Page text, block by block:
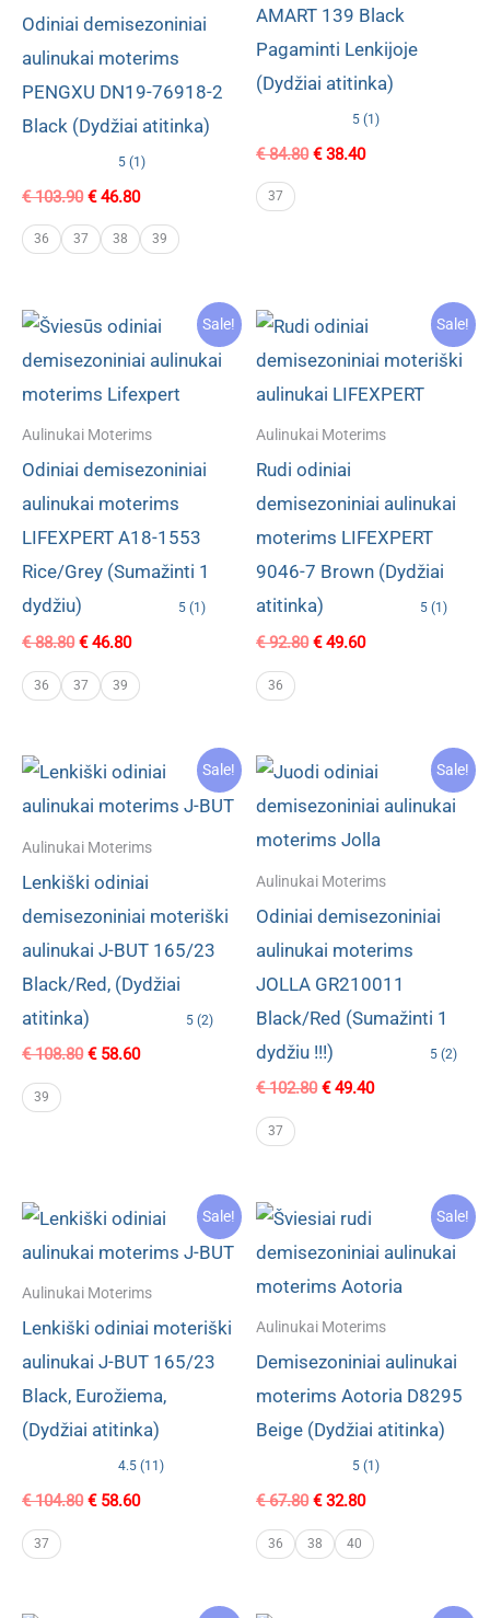
Odiniai demisezoniniai
aulinukai moterims
PENGXU DN19-76918-2
Black (Dydžiai atitinka)
5 (1)
€103.90 Original
was:
€ 103.90.
€46.80Current
is:
€ 46.80.
36 37 38 39
AMART 139 Black
Pagaminti Lenkijoje
(Dydžiai atitinka)
5 (1)
€84.80 Original
€38.40Current
37
Sale!
Aulinukai Moterims
Odiniai demisezoniniai
aulinukai moterims
LIFEXPERT A18-1553
Rice/Grey (Sumažinti 1
dydžiu)
5 (1)
€88.80 Original
was:
€ 88.80.
€46.80Current
is:
€ 46.80.
36 37 39
Sale!
Aulinukai Moterims
Rudi odiniai
demisezoniniai aulinukai
moterims LIFEXPERT
9046-7 Brown (Dydžiai
atitinka)
5 (1)
€92.80 Original
€49.60Current
36
Sale!
Aulinukai Moterims
Lenkiški odiniai
demisezoniniai moteriški
aulinukai J-BUT 165/23
Black/Red, (Dydžiai
atitinka)
5 (2)
€108.80 Original
€58.60Current
39
Sale!
Aulinukai Moterims
Odiniai demisezoniniai
aulinukai moterims
JOLLA GR210011
Black/Red (Sumažinti 1
dydžiu !!!)
5 (2)
€102.80 Original
€49.40Current
37
Sale!
Aulinukai Moterims
Lenkiški odiniai moteriški
aulinukai J-BUT 165/23
Black, Eurožiema,
(Dydžiai atitinka)
4.5 (11)
€104.80 Original
€58.60Current
37
Sale!
Aulinukai Moterims
Demisezoniniai aulinukai
moterims Aotoria D8295
Beige (Dydžiai atitinka)
5 (1)
€67.80 Original
was:
€ 67.80.
€32.80Current
is:
€ 32.80.
36 38 40